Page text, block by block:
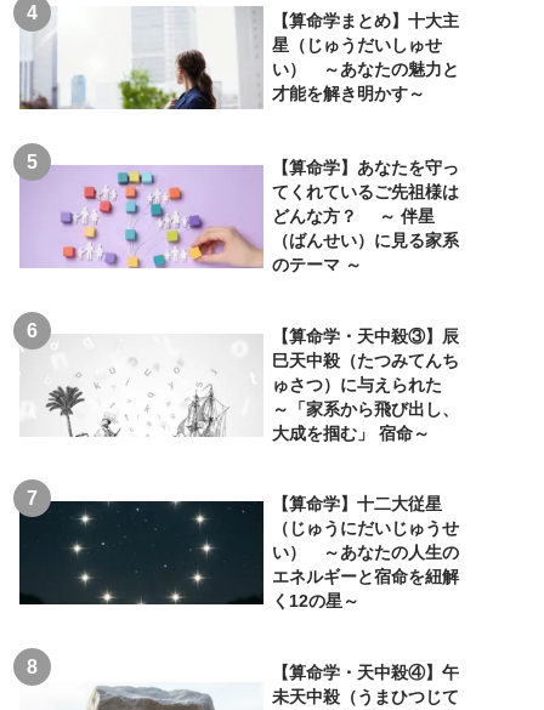
【算命学まとめ】十大主
星（じゅうだいしゅせ
い） ～あなたの魅力と
才能を解き明かす～
【算命学】あなたを守っ
てくれているご先祖様は
どんな方？ ～ 伴星
（ばんせい）に見る家系
のテーマ ～
【算命学・天中殺③】辰
巳天中殺（たつみてんち
ゅさつ）に与えられた
～「家系から飛び出し、
大成を掴む」 宿命～
【算命学】十二大従星
（じゅうにだいじゅうせ
い） ～あなたの人生の
エネルギーと宿命を紐解
く12の星～
【算命学・天中殺④】午
未天中殺（うまひつじて